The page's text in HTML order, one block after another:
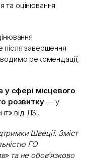
та оцінювання
після завершення
рекомендації,
у сфері місцевого
розвитку— у
від ЛЗІ.
Швеції. Зміст
ГО
та не обов’язково